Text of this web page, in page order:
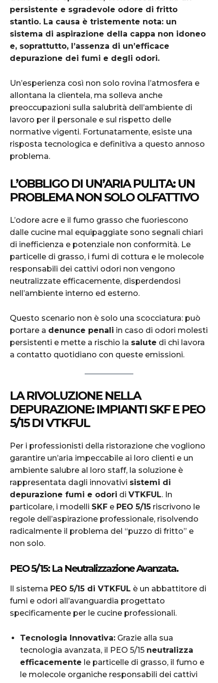
persistente e sgradevole odore di fritto
stantio. La causa è tristemente nota: un
sistema di aspirazione della cappa non idoneo
e, soprattutto, l’assenza di un’efficace
depurazione dei fumi e degli odori.
Un’esperienza così non solo rovina l’atmosfera e
allontana la clientela, ma solleva anche
preoccupazioni sulla salubrità dell’ambiente di
lavoro per il personale e sul rispetto delle
normative vigenti. Fortunatamente, esiste una
risposta tecnologica e definitiva a questo annoso
problema.
L’OBBLIGO DI UN’ARIA PULITA: UN
PROBLEMA NON SOLO OLFATTIVO
L’odore acre e il fumo grasso che fuoriescono
dalle cucine mal equipaggiate sono segnali chiari
di inefficienza e potenziale non conformità. Le
particelle di grasso, i fumi di cottura e le molecole
responsabili dei cattivi odori non vengono
neutralizzate efficacemente, disperdendosi
nell’ambiente interno ed esterno.
Questo scenario non è solo una scocciatura: può
portare a denunce penali in caso di odori molesti
persistenti e mette a rischio la salute di chi lavora
a contatto quotidiano con queste emissioni.
LA RIVOLUZIONE NELLA
DEPURAZIONE: IMPIANTI SKF E PEO
5/15 DI VTKFUL
Per i professionisti della ristorazione che vogliono
garantire un’aria impeccabile ai loro clienti e un
ambiente salubre al loro staff, la soluzione è
rappresentata dagli innovativi sistemi di
depurazione fumi e odori di VTKFUL. In
particolare, i modelli SKF e PEO 5/15 riscrivono le
regole dell’aspirazione professionale, risolvendo
radicalmente il problema del “puzzo di fritto” e
non solo.
PEO 5/15: La Neutralizzazione Avanzata.
Il sistema PEO 5/15 di VTKFUL è un abbattitore di
fumi e odori all’avanguardia progettato
specificamente per le cucine professionali.
Tecnologia Innovativa: Grazie alla sua
tecnologia avanzata, il PEO 5/15 neutralizza
efficacemente le particelle di grasso, il fumo e
le molecole organiche responsabili dei cattivi